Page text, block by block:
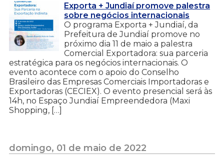
Exporta + Jundiaí promove palestra
sobre negócios internacionais
O programa Exporta + Jundiaí, da
Prefeitura de Jundiaí promove no
próximo dia 11 de maio a palestra
Comercial Exportadora: sua parceria
estratégica para os negócios internacionais. O
evento acontece com o apoio do Conselho
Brasileiro das Empresas Comerciais Importadoras e
Exportadoras (CECIEX). O evento presencial será às
14h, no Espaço Jundiaí Empreendedora (Maxi
Shopping, […]
domingo, 01 de maio de 2022